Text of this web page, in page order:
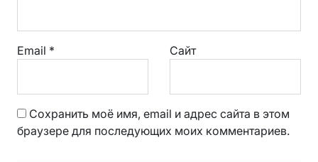
Email * Сайт
Сохранить моё имя, email и адрес сайта в этом
браузере для последующих моих комментариев.